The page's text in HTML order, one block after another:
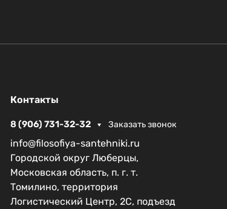
Контакты
8 (906) 731-32-32 Заказать звонок
info@filosofiya-santehniki.ru
Городской округ Люберцы,
Московская область, п. г. т.
Томилино, территория
Логистический Центр, 2С, подъезд